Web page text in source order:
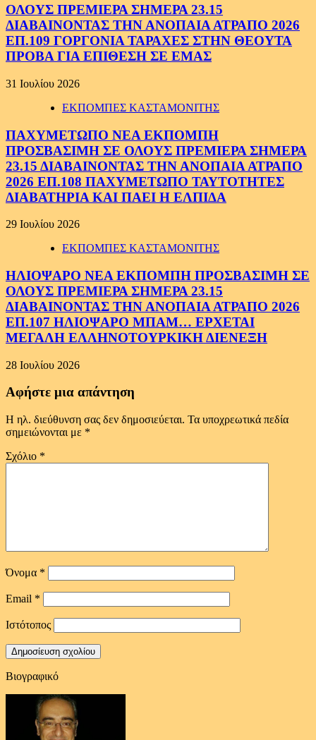
ΟΛΟΥΣ ΠΡΕΜΙΕΡΑ ΣΗΜΕΡΑ 23.15
ΔΙΑΒΑΙΝΟΝΤΑΣ ΤΗΝ ΑΝΟΠΑΙΑ ΑΤΡΑΠΟ 2026
ΕΠ.109 ΓΟΡΓΟΝΙΑ ΤΑΡΑΧΕΣ ΣΤΗΝ ΘΕΟΥΤΑ
ΠΡΟΒΑ ΓΙΑ ΕΠΙΘΕΣΗ ΣΕ ΕΜΑΣ
31 Ιουλίου 2026
ΕΚΠΟΜΠΕΣ ΚΑΣΤΑΜΟΝΙΤΗΣ
ΠΑΧΥΜΕΤΩΠΟ ΝΕΑ ΕΚΠΟΜΠΗ
ΠΡΟΣΒΑΣΙΜΗ ΣΕ ΟΛΟΥΣ ΠΡΕΜΙΕΡΑ ΣΗΜΕΡΑ
23.15 ΔΙΑΒΑΙΝΟΝΤΑΣ ΤΗΝ ΑΝΟΠΑΙΑ ΑΤΡΑΠΟ
2026 ΕΠ.108 ΠΑΧΥΜΕΤΩΠΟ ΤΑΥΤΟΤΗΤΕΣ
ΔΙΑΒΑΤΗΡΙΑ ΚΑΙ ΠΑΕΙ Η ΕΛΠΙΔΑ
29 Ιουλίου 2026
ΕΚΠΟΜΠΕΣ ΚΑΣΤΑΜΟΝΙΤΗΣ
ΗΛΙΟΨΑΡΟ ΝΕΑ ΕΚΠΟΜΠΗ ΠΡΟΣΒΑΣΙΜΗ ΣΕ
ΟΛΟΥΣ ΠΡΕΜΙΕΡΑ ΣΗΜΕΡΑ 23.15
ΔΙΑΒΑΙΝΟΝΤΑΣ ΤΗΝ ΑΝΟΠΑΙΑ ΑΤΡΑΠΟ 2026
ΕΠ.107 ΗΛΙΟΨΑΡΟ ΜΠΑΜ… ΕΡΧΕΤΑΙ
ΜΕΓΑΛΗ ΕΛΛΗΝΟΤΟΥΡΚΙΚΗ ΔΙΕΝΕΞΗ
28 Ιουλίου 2026
Αφήστε μια απάντηση
Η ηλ. διεύθυνση σας δεν δημοσιεύεται. Τα υποχρεωτικά πεδία
σημειώνονται με *
Σχόλιο *
Όνομα *
Email *
Ιστότοπος
Βιογραφικό